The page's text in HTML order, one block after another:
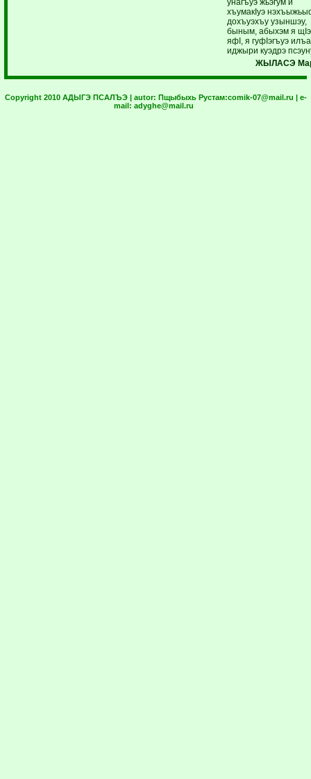
хъумакIуэ
дохъуэхъу узыншэу,
быным, абыхэм я
яфI, я гуфIэгъуэ
иджыри куэдрэ
ЖЫЛАСЭ
Copyright 2010 АДЫГЭ ПСАЛЪЭ | autor: Пщыбыхь Рустам:comik-07@mail.ru | e-
mail: adyghe@mail.ru